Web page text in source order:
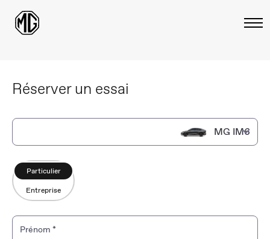
Réserver un essai
MG IM6
MG4 EV Urban
Particulier
Entreprise
Prénom *